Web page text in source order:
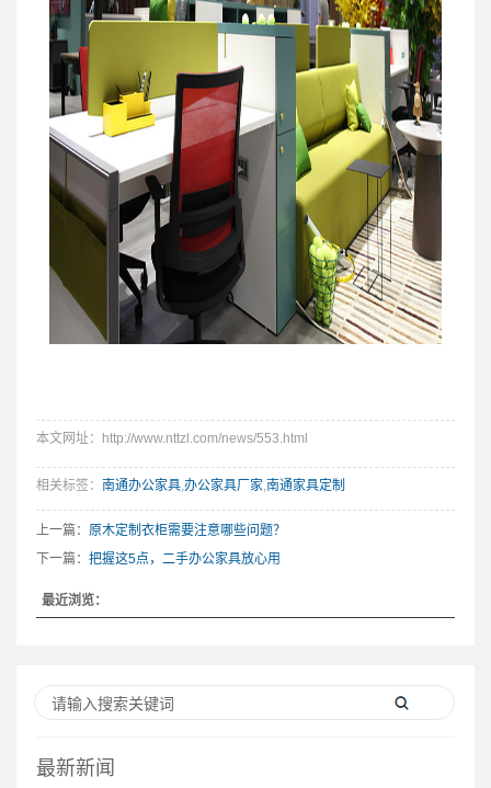
本文网址：http://www.nttzl.com/news/553.html
相关标签： 南通办公家具,办公家具厂家,南通家具定制
上一篇： 原木定制衣柜需要注意哪些问题？
下一篇： 把握这5点，二手办公家具放心用
最近浏览：
最新新闻